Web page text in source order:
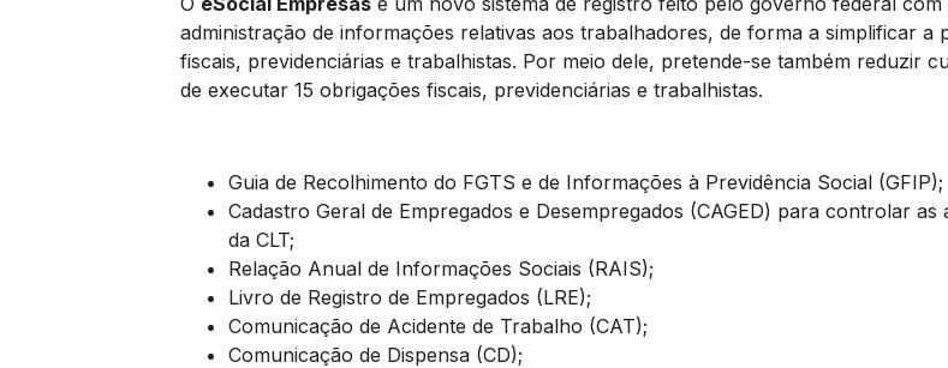
administração de informações relativas aos trabalhadores, de forma a simplificar
fiscais, previdenciárias e trabalhistas. Por meio dele, pretende-se também reduzir
de executar 15 obrigações fiscais, previdenciárias e trabalhistas.
Guia de Recolhimento do FGTS e de Informações à Previdência Social (GFIP);
Cadastro Geral de Empregados e Desempregados (CAGED) para controlar
da CLT;
Relação Anual de Informações Sociais (RAIS);
Livro de Registro de Empregados (LRE);
Comunicação de Acidente de Trabalho (CAT);
Comunicação de Dispensa (CD);